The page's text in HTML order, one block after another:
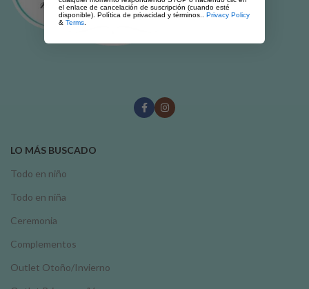
LO MÁS BUSCADO
Todo en niño
Todo en niña
Ceremonia
Complementos
Outlet Otoño/Invierno
el enlace de cancelación de suscripción (cuando esté
disponible). Política de privacidad y términos.. Privacy Policy
& Terms